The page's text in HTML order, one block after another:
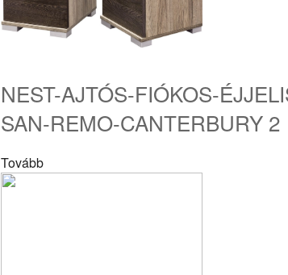
NEST-AJTÓS-FIÓKOS-
SAN-REMO-CANTERBURY 2
Tovább